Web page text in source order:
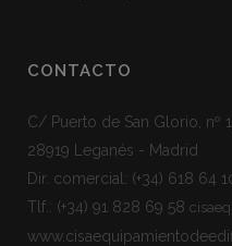
CONTACTO
C/ Puerto de San Glorio, nº
28919 Leganés - Madrid
Dir. comercial: (+34) 618 64
Tlf.: (+34) 91 828 69 58